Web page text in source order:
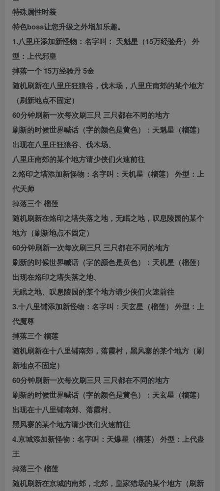
特殊属性时装
特色boss让您升级之外增加乐趣。
1.八里庄添加新怪物：名字叫： 天魁星（15万经验丹） 外
型：上代邪皇
掉落一个 15万经验丹 5金
随机刷新在八里庄狂狼谷，伐木场，八里庄南郊的某个地方
（刷新地点不固定）
60分钟刷新一次每次刷三只 三只都在不同的地方
刷新的时候世界喊话（字的颜色是黄色）：天魁星（榴莲）
出现在八里庄狂狼谷、伐木场、
八里庄南郊的某个地方请少侠们火速前往
2.烙印之塔添加新怪物：名字叫：天机星（榴莲） 外型：上
代天师
掉落三个 榴莲
随机刷新在烙印之塔失落之地，无眠之地，叹息陵园的某个
地方（刷新地点不固定）
60分钟刷新一次每次刷三只 三只都在不同的地方
刷新的时候世界喊话（字的颜色是黄色）：天机星（榴莲）
出现在烙印之塔失落之地、
无眠之地、叹息陵园的某个地方请少侠们火速前往
3.十八里铺添加新怪物：名字叫：天玄星（榴莲） 外型：上
代魔尊
掉落三个 榴莲
随机刷新在十八里铺南郊，落霞村，黑风寨的某个地方（刷
新地点不固定）
60分钟刷新一次每次刷三只 三只都在不同的地方
刷新的时候世界喊话（字的颜色是黄色）：天玄星（榴莲）
出现在十八里铺南郊、落霞村、
黑风寨的某个地方请少侠们火速前往
4.京城添加新怪物：名字叫：天爆星（榴莲） 外型：上代蛊
王
掉落三个 榴莲
随机刷新在京城的南郊，北郊，皇家猎场的某个地方（刷新